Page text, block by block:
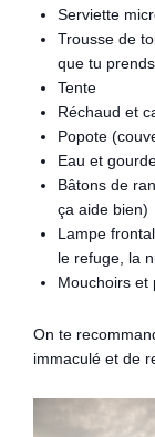
Serviette
Trousse de
que tu
Tente
Réchaud et
Popote
Eau et
Bâtons de
ça aide bien)
Lampe
le refuge, la
Mouchoirs et
On te
immaculé et de